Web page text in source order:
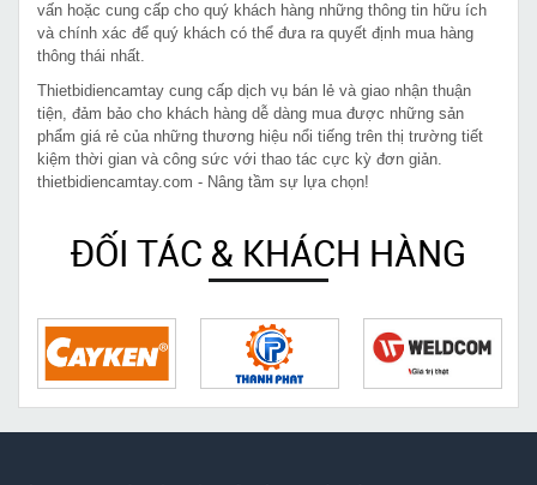
vấn hoặc cung cấp cho quý khách hàng những thông tin hữu ích
và chính xác để quý khách có thể đưa ra quyết định mua hàng
thông thái nhất.
Thietbidiencamtay cung cấp dịch vụ bán lẻ và giao nhận thuận
tiện, đảm bảo cho khách hàng dễ dàng mua được những sản
phẩm giá rẻ của những thương hiệu nổi tiếng trên thị trường tiết
kiệm thời gian và công sức với thao tác cực kỳ đơn giản.
thietbidiencamtay.com - Nâng tầm sự lựa chọn!
ĐỐI TÁC & KHÁCH HÀNG